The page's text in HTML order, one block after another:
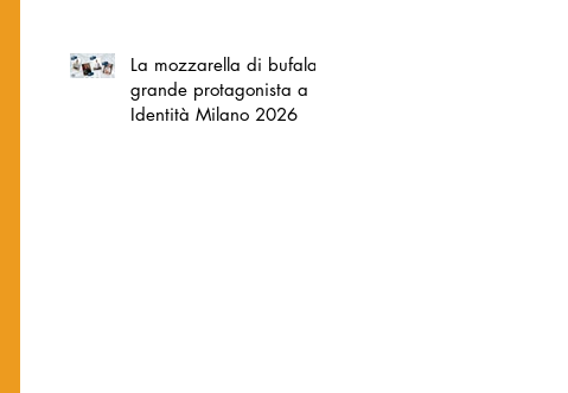
La mozzarella di bufala
grande protagonista a
Identità Milano 2026